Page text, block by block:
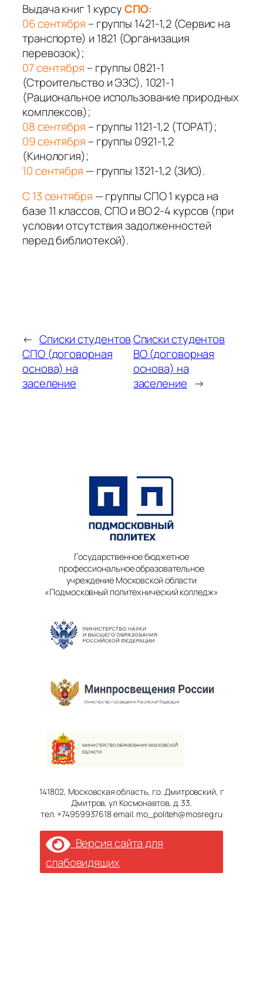
Выдача книг 1 курсуСПО:
06 сентября – группы 1421-1,2 (Сервис на
транспорте) и 1821 (Организация
перевозок);
07 сентября – группы 0821-1
(Строительство и ЭЗС), 1021-1
(Рациональное использование природных
комплексов);
08 сентября – группы 1121-1,2 (ТОРАТ);
09 сентября – группы 0921-1,2
(Кинология);
10 сентября — группы 1321-1,2 (ЗИО).
С 13 сентября — группы СПО 1 курса на
базе 11 классов, СПО и ВО 2-4 курсов (при
условии отсутствия задолженностей
перед библиотекой).
← Списки студентов
СПО (договорная
основа) на
заселение
Списки студентов
ВО (договорная
основа) на
заселение →
Государственное бюджетное
профессиональное образовательное
учреждение Московской области
«Подмосковный политехнический колледж»
141802, Московская область, г.о. Дмитровский, г
Дмитров, ул Космонавтов, д. 33.
тел. +74959937618 email. mo_politeh@mosreg.ru
Версия сайта для
слабовидящих